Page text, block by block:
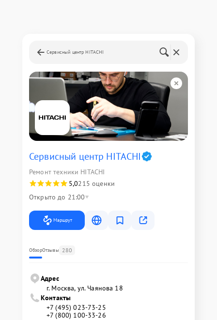
Сервисный центр HITACHI
Сервисный центр HITACHI
Ремонт техники HITACHI
5,0215 оценки
Открыто до 21:00
Маршрут
ОбзорОтзывы 280
Адрес
г. Москва, ул. Чаянова 18
Контакты
+7 (495) 023-73-25
+7 (800) 100-33-26